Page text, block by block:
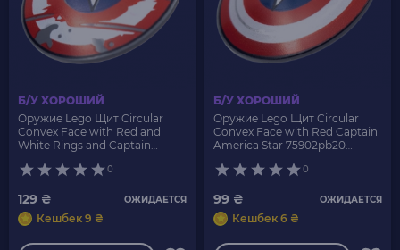
Б/У ХОРОШИЙ
Оружие Lego Щит Circular
Convex Face with Red and
White Rings and Captain
Weathered 75902pb21 6350346
0
129 ₴ ОЖИДАЕТСЯ
Кешбек 9 ₴
Б/У ХОРОШИЙ
Оружие Lego Щит Circular
Convex Face with Red Captain
America Star 75902pb20
0
99 ₴ ОЖИДАЕТСЯ
Кешбек 6 ₴